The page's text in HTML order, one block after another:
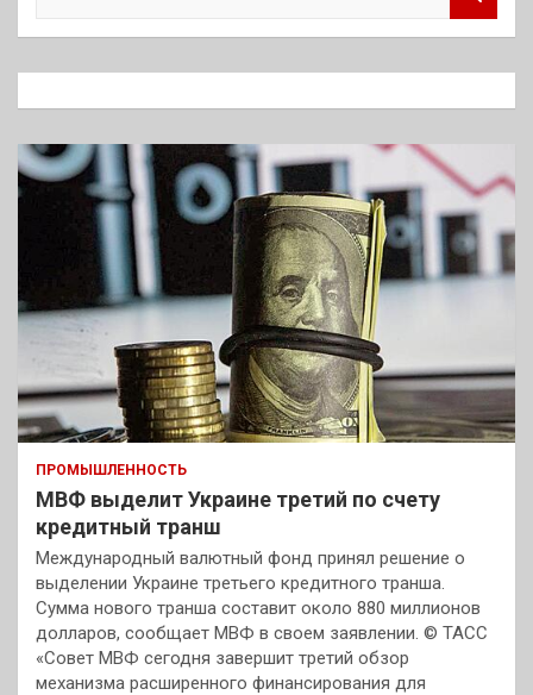
к
ПРОМЫШЛЕННОСТЬ
МВФ выделит Украине третий по счету
кредитный транш
Международный валютный фонд принял решение о
выделении Украине третьего кредитного транша.
Сумма нового транша составит около 880 миллионов
долларов, сообщает МВФ в своем заявлении. © ТАСС
«Совет МВФ сегодня завершит третий обзор
механизма расширенного финансирования для